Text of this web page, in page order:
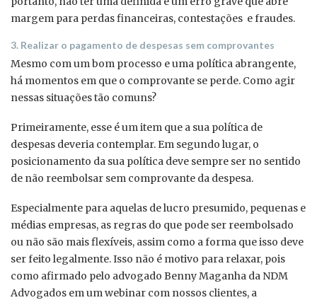
margem para perdas financeiras, contestações e fraudes.
3. Realizar o pagamento de despesas sem comprovantes
Mesmo com um bom processo e uma política abrangente,
há momentos em que o comprovante se perde. Como agir
nessas situações tão comuns?
Primeiramente, esse é um item que a sua política de
despesas deveria contemplar. Em segundo lugar, o
posicionamento da sua política deve sempre ser no sentido
de não reembolsar sem comprovante da despesa.
Especialmente para aquelas de lucro presumido, pequenas e
médias empresas, as regras do que pode ser reembolsado
ou não são mais flexíveis, assim como a forma que isso deve
ser feito legalmente. Isso não é motivo para relaxar, pois
como afirmado pelo advogado Benny Maganha da NDM
Advogados em um webinar com nossos clientes, a